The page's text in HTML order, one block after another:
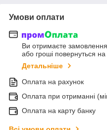
Умови оплати
Ви отримаєте замовлення
або гроші повернуться
Детальніше
Оплата на рахунок
Оплата при отриманні
Оплата на карту банку